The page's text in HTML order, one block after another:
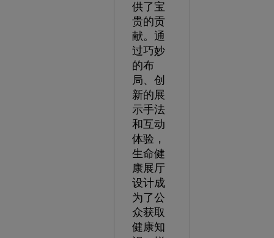
供了宝
贵的贡
献。通
过巧妙
的布
局、创
新的展
示手法
和互动
体验，
生命健
康展厅
设计成
为了公
众获取
健康知